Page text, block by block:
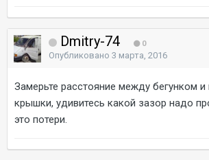
Dmitry-74 0
Опубликовано 3 марта, 2016
Замерьте расстояние между бегунком и
крышки, удивитесь какой зазор надо
это потери.